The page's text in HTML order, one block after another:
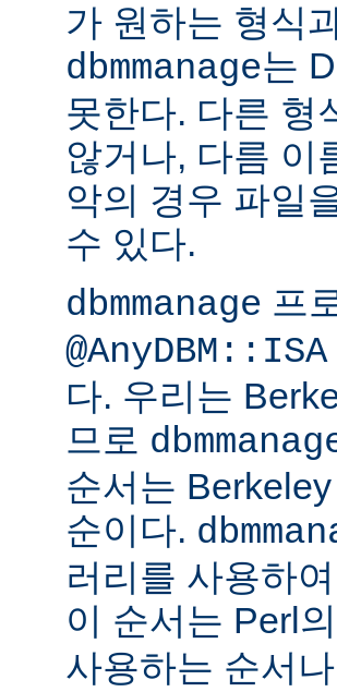
가 원하는 형식
dbmmanage는
못한다. 다른 형
않거나, 다름 이
악의 경우 파일
수 있다.
dbmmanage 프
@AnyDBM::ISA
다. 우리는
므로
순서는
순이다.
러리를 사용하
이 순서는 Perl
사용하는 순서